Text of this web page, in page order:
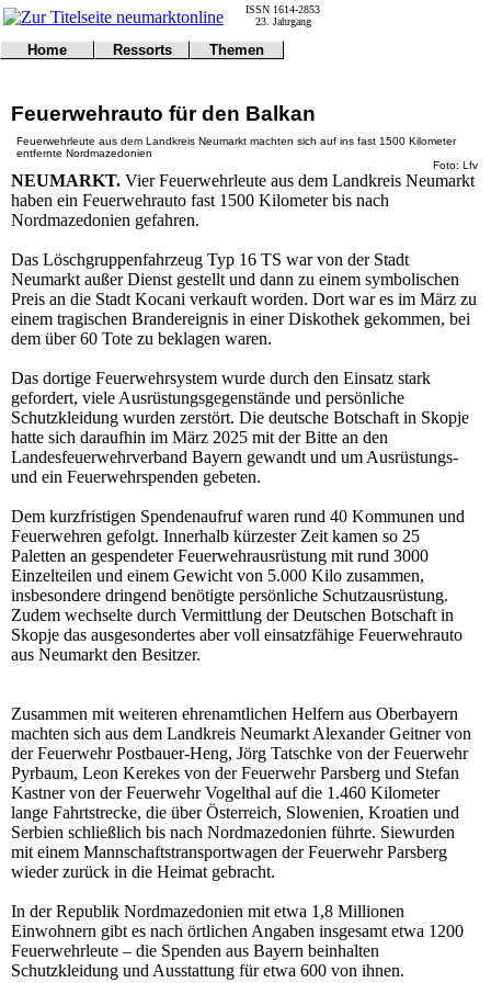
Feuerwehrauto für den Balkan
Feuerwehrleute aus dem Landkreis Neumarkt machten sich auf ins fast 1500 Kilometer
entfernte Nordmazedonien
Foto: Lfv
NEUMARKT. Vier Feuerwehrleute aus dem Landkreis Neumarkt
haben ein Feuerwehrauto fast 1500 Kilometer bis nach
Nordmazedonien gefahren.
Das Löschgruppenfahrzeug Typ 16 TS war von der Stadt
Neumarkt außer Dienst gestellt und dann zu einem symbolischen
Preis an die Stadt Kocani verkauft worden. Dort war es im März zu
einem tragischen Brandereignis in einer Diskothek gekommen, bei
dem über 60 Tote zu beklagen waren.
Das dortige Feuerwehrsystem wurde durch den Einsatz stark
gefordert, viele Ausrüstungsgegenstände und persönliche
Schutzkleidung wurden zerstört. Die deutsche Botschaft in Skopje
hatte sich daraufhin im März 2025 mit der Bitte an den
Landesfeuerwehrverband Bayern gewandt und um Ausrüstungs-
und ein Feuerwehrspenden gebeten.
Dem kurzfristigen Spendenaufruf waren rund 40 Kommunen und
Feuerwehren gefolgt. Innerhalb kürzester Zeit kamen so 25
Paletten an gespendeter Feuerwehrausrüstung mit rund 3000
Einzelteilen und einem Gewicht von 5.000 Kilo zusammen,
insbesondere dringend benötigte persönliche Schutzausrüstung.
Zudem wechselte durch Vermittlung der Deutschen Botschaft in
Skopje das ausgesondertes aber voll einsatzfähige Feuerwehrauto
aus Neumarkt den Besitzer.
Zusammen mit weiteren ehrenamtlichen Helfern aus Oberbayern
machten sich aus dem Landkreis Neumarkt Alexander Geitner von
der Feuerwehr Postbauer-Heng, Jörg Tatschke von der Feuerwehr
Pyrbaum, Leon Kerekes von der Feuerwehr Parsberg und Stefan
Kastner von der Feuerwehr Vogelthal auf die 1.460 Kilometer
lange Fahrtstrecke, die über Österreich, Slowenien, Kroatien und
Serbien schließlich bis nach Nordmazedonien führte. Siewurden
mit einem Mannschaftstransportwagen der Feuerwehr Parsberg
wieder zurück in die Heimat gebracht.
In der Republik Nordmazedonien mit etwa 1,8 Millionen
Einwohnern gibt es nach örtlichen Angaben insgesamt etwa 1200
Feuerwehrleute – die Spenden aus Bayern beinhalten
Schutzkleidung und Ausstattung für etwa 600 von ihnen.
ISSN 1614-2853
23. Jahrgang
Home
Notfall
Impressum
Ressorts
Wirtschaft
Sport
Polizei
Wetter
Leser
Themen
Gericht
Online
Tipps
Land
Freizeit
Leute
Tiere
Schule